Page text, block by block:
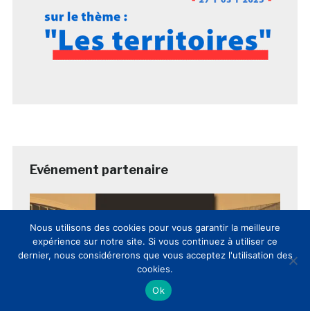
Evénement partenaire
Nous utilisons des cookies pour vous garantir la meilleure
expérience sur notre site. Si vous continuez à utiliser ce
dernier, nous considérerons que vous acceptez l'utilisation des
cookies.
Ok